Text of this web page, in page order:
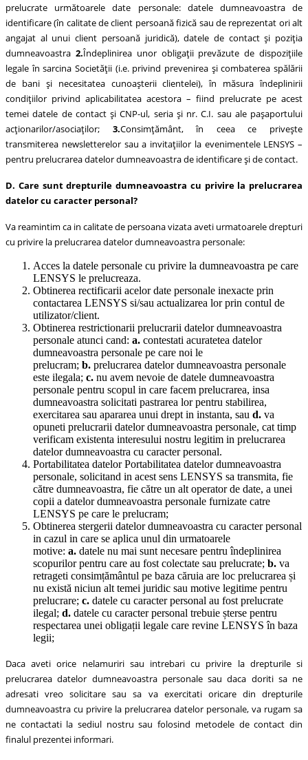
prelucrate următoarele date personale: datele dumneavoastra de
identificare (în calitate de client persoană fizică sau de reprezentat ori alt
angajat al unui client persoană juridică), datele de contact și poziția
dumneavoastra 2.Îndeplinirea unor obligații prevăzute de dispozițiile
legale în sarcina Societății (i.e. privind prevenirea și combaterea spălării
de bani și necesitatea cunoașterii clientelei), în măsura îndeplinirii
condițiilor privind aplicabilitatea acestora – fiind prelucrate pe acest
temei datele de contact și CNP-ul, seria și nr. C.I. sau ale pașaportului
acționarilor/asociaților; 3.Consimțământ, în ceea ce privește
transmiterea newsletterelor sau a invitațiilor la evenimentele LENSYS –
pentru prelucrarea datelor dumneavoastra de identificare și de contact.
D. Care sunt drepturile dumneavoastra cu privire la prelucrarea
datelor cu caracter personal?
Va reamintim ca in calitate de persoana vizata aveti urmatoarele drepturi
cu privire la prelucrarea datelor dumneavoastra personale:
Acces la datele personale cu privire la dumneavoastra pe care
LENSYS le prelucreaza.
Obtinerea rectificarii acelor date personale inexacte prin
contactarea LENSYS si/sau actualizarea lor prin contul de
utilizator/client.
Obtinerea restrictionarii prelucrarii datelor dumneavoastra
personale atunci cand: a. contestati acuratetea datelor
dumneavoastra personale pe care noi le
prelucram; b. prelucrarea datelor dumneavoastra personale
este ilegala; c. nu avem nevoie de datele dumneavoastra
personale pentru scopul in care facem prelucrarea, insa
dumneavoastra solicitati pastrarea lor pentru stabilirea,
exercitarea sau apararea unui drept in instanta, sau d. va
opuneti prelucrarii datelor dumneavoastra personale, cat timp
verificam existenta interesului nostru legitim in prelucrarea
datelor dumneavoastra cu caracter personal.
Portabilitatea datelor Portabilitatea datelor dumneavoastra
personale, solicitand in acest sens LENSYS sa transmita, fie
către dumneavoastra, fie către un alt operator de date, a unei
copii a datelor dumneavoastra personale furnizate catre
LENSYS pe care le prelucram;
Obtinerea stergerii datelor dumneavoastra cu caracter personal
in cazul in care se aplica unul din urmatoarele
motive: a. datele nu mai sunt necesare pentru îndeplinirea
scopurilor pentru care au fost colectate sau prelucrate; b. va
retrageti consimțământul pe baza căruia are loc prelucrarea și
nu există niciun alt temei juridic sau motive legitime pentru
prelucrare; c. datele cu caracter personal au fost prelucrate
ilegal; d. datele cu caracter personal trebuie șterse pentru
respectarea unei obligații legale care revine LENSYS în baza
legii;
Daca aveti orice nelamuriri sau intrebari cu privire la drepturile si
prelucrarea datelor dumneavoastra personale sau daca doriti sa ne
adresati vreo solicitare sau sa va exercitati oricare din drepturile
dumneavoastra cu privire la prelucrarea datelor personale, va rugam sa
ne contactati la sediul nostru sau folosind metodele de contact din
finalul prezentei informari.